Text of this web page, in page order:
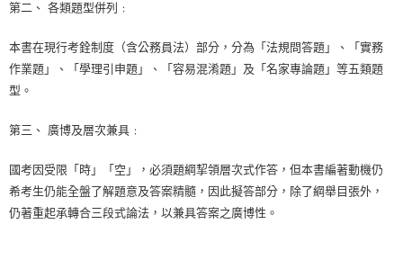
第二、 各類題型併列﹕
本書在現行考銓制度（含公務員法）部分，分為「法規問答題」、「實務
作業題」、「學理引申題」、「容易混淆題」及「名家專論題」等五類題
型。
第三、 廣博及層次兼具﹕
國考因受限「時」「空」，必須題綱挈領層次式作答，但本書編著動機仍
希考生仍能全盤了解題意及答案精髓，因此擬答部分，除了綱舉目張外，
仍著重起承轉合三段式論法，以兼具答案之廣博性。